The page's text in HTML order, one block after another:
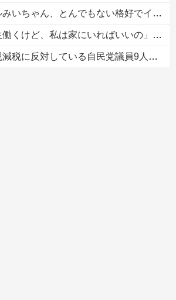
ん、とんでもない格好でイベント出演するwwwwwwwwww
は家にいればいいの」毎日言われた20歳がついに返した一言…
反対している自民党議員9人が判明ｗｗｗｗｗｗ